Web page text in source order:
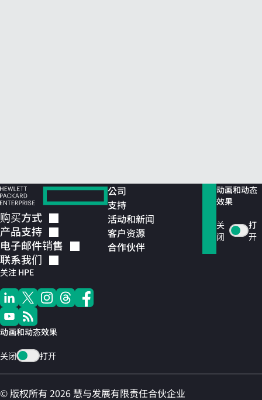
购买方式
产品支持
电子邮件销售
联系我们
关注 HPE
动画和动态效果
关闭 打开
公司
支持
活动和新闻
客户资源
合作伙伴
动画和动态
效果
关
闭
打
开
© 版权所有 2026 慧与发展有限责任合伙企业